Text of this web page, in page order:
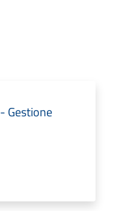
Gestione